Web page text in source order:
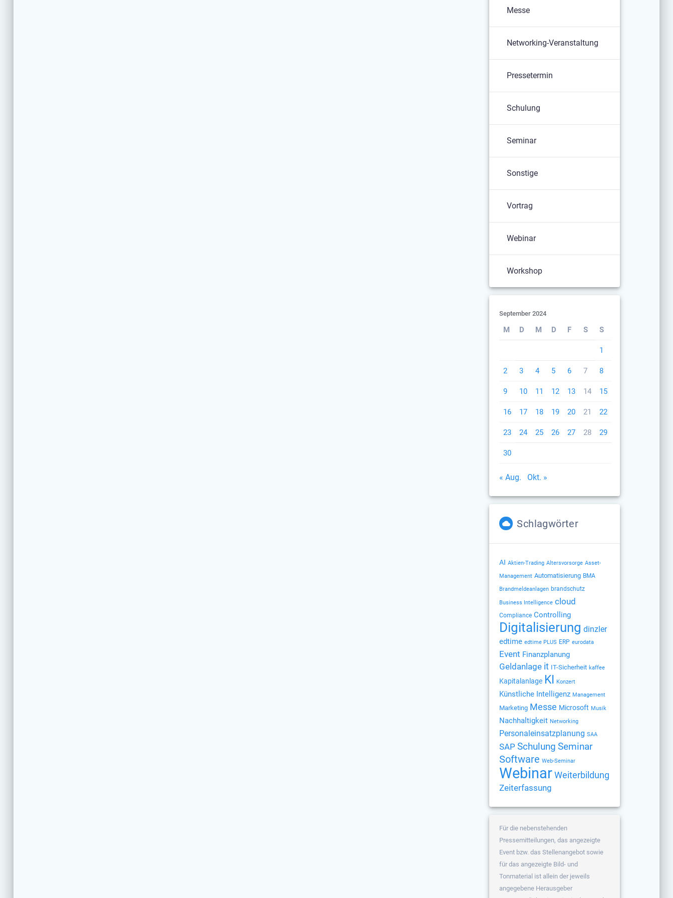
Messe
Networking-Veranstaltung
Pressetermin
Schulung
Seminar
Sonstige
Vortrag
Webinar
Workshop
September 2024
M D M D F S S
1
2 3 4 5 6 7 8
9 10 11 12 13 14 15
16 17 18 19 20 21 22
23 24 25 26 27 28 29
30
« Aug. Okt. »
Schlagwörter
AI Aktien-Trading Altersvorsorge Asset-
Management Automatisierung BMA
Brandmeldeanlagen brandschutz
Business Intelligence cloud
Compliance Controlling
Digitalisierung dinzler
edtime edtime PLUS ERP eurodata
Event Finanzplanung
Geldanlage it IT-Sicherheit kaffee
Kapitalanlage KI Konzert
Künstliche Intelligenz Management
Marketing Messe Microsoft Musik
Nachhaltigkeit Networking
Personaleinsatzplanung SAA
SAP Schulung Seminar
Software Web-Seminar
Webinar Weiterbildung
Zeiterfassung
Für die nebenstehenden
Pressemitteilungen, das angezeigte
Event bzw. das Stellenangebot sowie
für das angezeigte Bild- und
Tonmaterial ist allein der jeweils
angegebene Herausgeber